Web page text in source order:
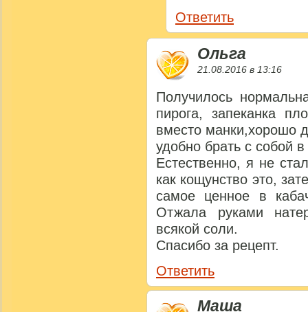
Ответить
Ольга
21.08.2016 в 13:16
Получилось
пирога, запеканка
вместо манки,хорошо
удобно брать с собой в
Естественно, я не
как кощунство это,
самое ценное в
Отжала руками
всякой соли.
Спасибо за рецепт.
Ответить
Маша